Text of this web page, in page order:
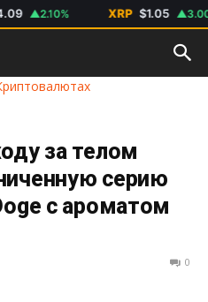
▲2.10% XRP $1.05 ▲3.00%
за телом
серию
с ароматом
0